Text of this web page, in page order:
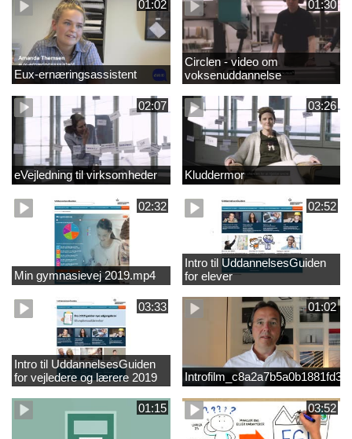
01:02
Eux-ernæringsassistent
01:30
Circlen - video om
voksenuddannelse
02:07
eVejledning til virksomheder
03:26
Kluddermor
02:32
Min gymnasievej 2019.mp4
02:52
Intro til UddannelsesGuiden
for elever
03:33
Intro til UddannelsesGuiden
for vejledere og lærere 2019
01:02
01:15 03:52